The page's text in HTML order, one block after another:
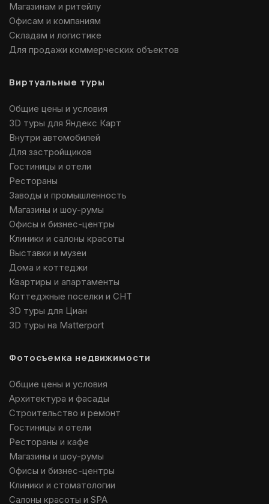
Магазинам и ритейлу
Офисам и компаниям
Складам и логистике
Для продажи коммерческих объектов
Виртуальные туры
Общие цены и условия
3D туры для Яндекс Карт
Внутри автомобилей
Для застройщиков
Гостиницы и отели
Рестораны
Заводы и промышленность
Магазины и шоу-румы
Офисы и бизнес-центры
Клиники и салоны красоты
Выставки и музеи
Дома и коттеджи
Квартиры и апартаменты
Коттеджные поселки и СНТ
3D туры для Циан
3D туры на Matterport
Фотосъемка недвижимости
Общие цены и условия
Архитектура и фасады
Строительство и ремонт
Гостиницы и отели
Рестораны и кафе
Магазины и шоу-румы
Офисы и бизнес-центры
Клиники и стоматологии
Салоны красоты и SPA